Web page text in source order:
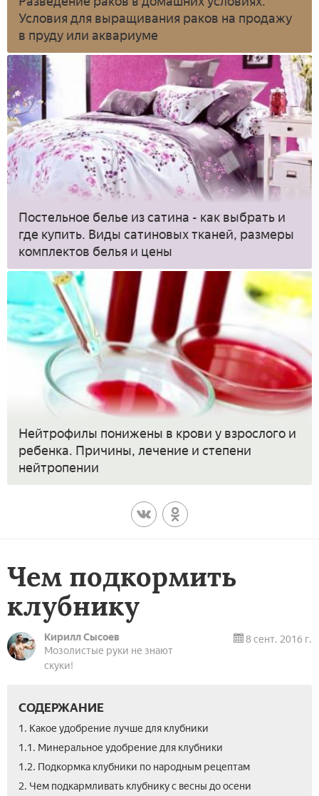
Условия для выращивания раков на продажу
в пруду или аквариуме
Постельное белье из сатина - как выбрать и
где купить. Виды сатиновых тканей, размеры
комплектов белья и цены
Нейтрофилы понижены в крови у взрослого и
ребенка. Причины, лечение и степени
нейтропении
Чем подкормить
клубнику
Кирилл Сысоев
Мозолистые руки не знают
скуки!
8 сент. 2016 г.
СОДЕРЖАНИЕ
1. Какое удобрение лучше для клубники
1.1. Минеральное удобрение для клубники
1.2. Подкормка клубники по народным рецептам
2. Чем подкармливать клубнику с весны до осени